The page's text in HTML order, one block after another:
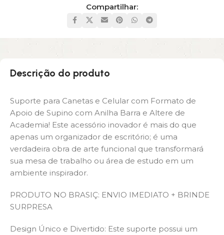
Compartilhar:
Descrição do produto
Suporte para Canetas e Celular com Formato de
Apoio de Supino com Anilha Barra e Altere de
Academia! Este acessório inovador é mais do que
apenas um organizador de escritório; é uma
verdadeira obra de arte funcional que transformará
sua mesa de trabalho ou área de estudo em um
ambiente inspirador.
PRODUTO NO BRASIÇ: ENVIO IMEDIATO + BRINDE
SURPRESA
Design Único e Divertido: Este suporte possui um